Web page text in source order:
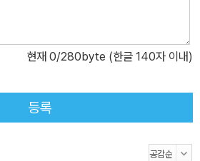
현재 0/280byte (한글 140자 이내)
등록